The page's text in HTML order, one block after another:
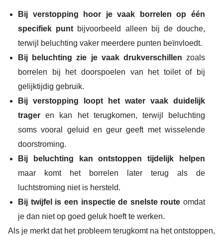
Bij verstopping hoor je vaak borrelen op één
specifiek punt bijvoorbeeld alleen bij de douche,
terwijl beluchting vaker meerdere punten beïnvloedt.
Bij beluchting zie je vaak drukverschillen zoals
borrelen bij het doorspoelen van het toilet of bij
gelijktijdig gebruik.
Bij verstopping loopt het water vaak duidelijk
trager en kan het terugkomen, terwijl beluchting
soms vooral geluid en geur geeft met wisselende
doorstroming.
Bij beluchting kan ontstoppen tijdelijk helpen
maar komt het borrelen later terug als de
luchtstroming niet is hersteld.
Bij twijfel is een inspectie de snelste route omdat
je dan niet op goed geluk hoeft te werken.
Als je merkt dat het probleem terugkomt na het ontstoppen,